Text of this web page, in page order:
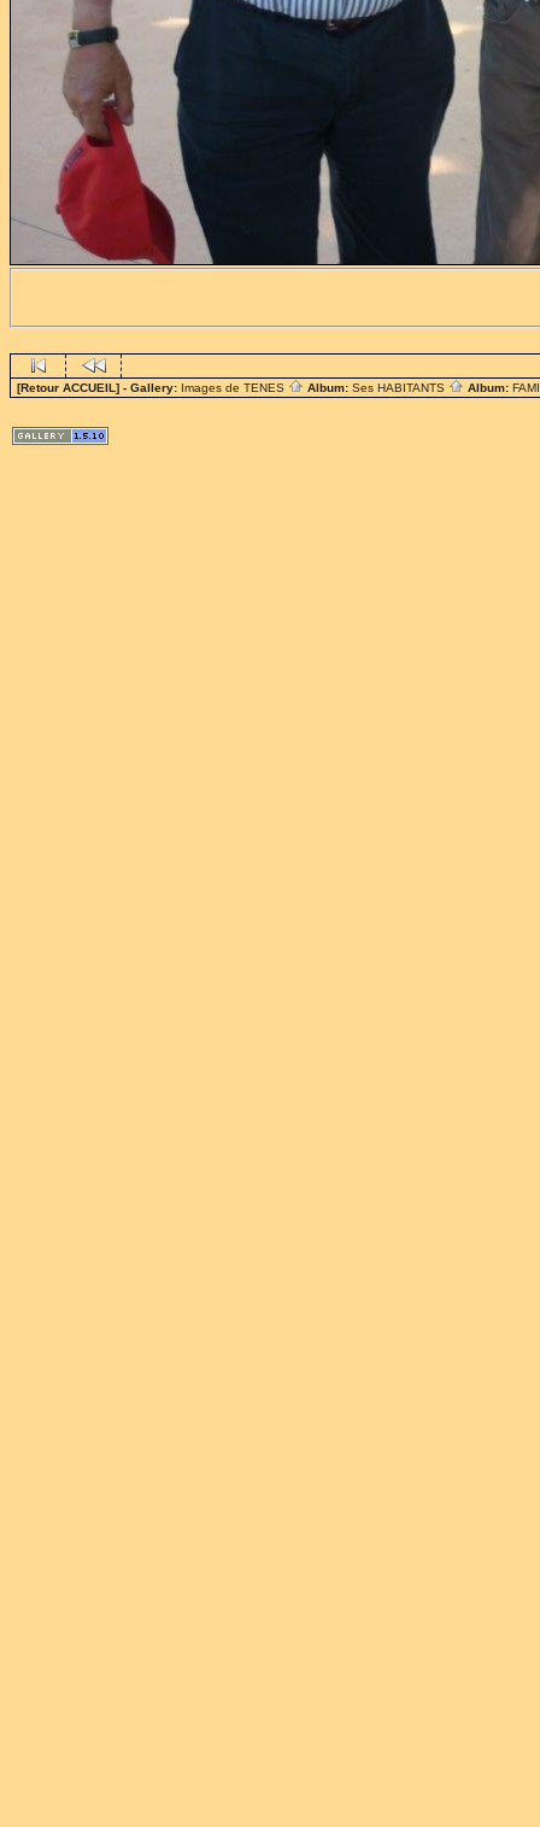
[Retour ACCUEIL] - Gallery: Images de TENES Album: Ses HABITANTS Album: